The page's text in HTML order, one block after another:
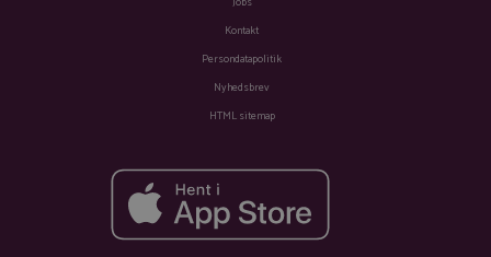
Kontakt
Persondatapolitik
Nyhedsbrev
HTML sitemap